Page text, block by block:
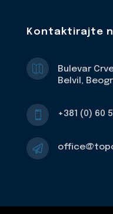
Kontaktirajte

Bulevar
Belvil,
 +381 (0) 60
